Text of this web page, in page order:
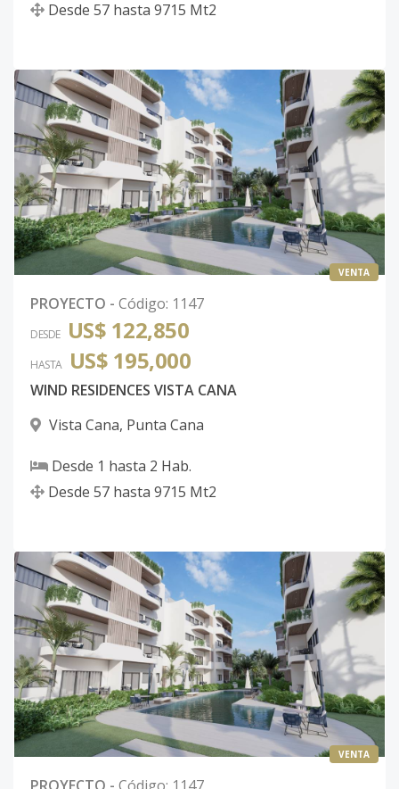
Desde 57 hasta 9715 Mt2
VENTA
PROYECTO - Código: 1147
DESDE US$ 122,850
HASTA US$ 195,000
WIND RESIDENCES VISTA CANA
Vista Cana, Punta Cana
Desde 1 hasta 2 Hab.
Desde 57 hasta 9715 Mt2
VENTA